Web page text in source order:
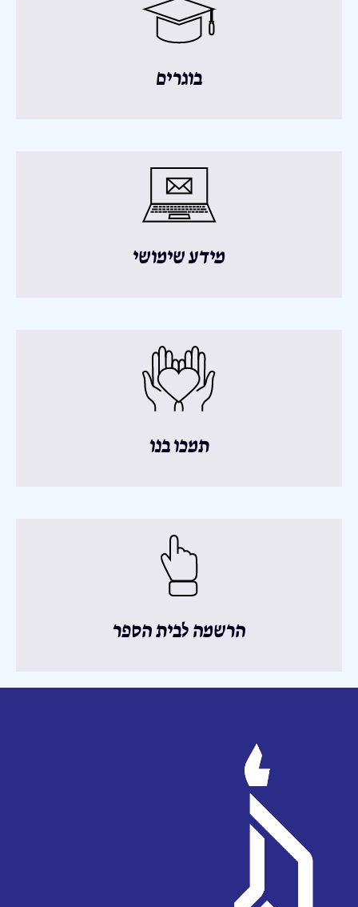
בוגרים
מידע שימושי
תמכו בנו
הרשמה לבית הספר